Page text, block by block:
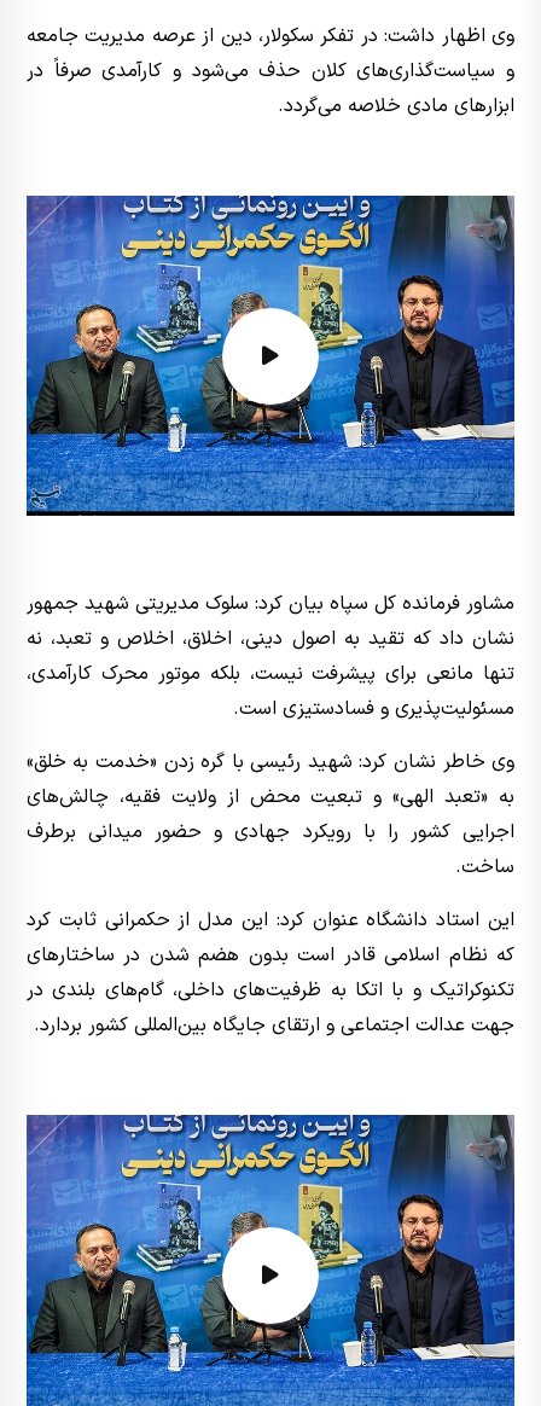
وی اظهار داشت: در تفکر سکولار، دین از عرصه مدیریت جامعه
و سیاست‌گذاری‌های کلان حذف می‌شود و کارآمدی صرفاً در
ابزارهای مادی خلاصه می‌گردد.
مشاور فرمانده کل سپاه بیان کرد: سلوک مدیریتی شهید جمهور
نشان داد که تقید به اصول دینی، اخلاق، اخلاص و تعبد، نه
تنها مانعی برای پیشرفت نیست، بلکه موتور محرک کارآمدی،
مسئولیت‌پذیری و فسادستیزی است.
وی خاطر نشان کرد: شهید رئیسی با گره زدن «خدمت به خلق»
به «تعبد الهی» و تبعیت محض از ولایت فقیه، چالش‌های
اجرایی کشور را با رویکرد جهادی و حضور میدانی برطرف
ساخت.
این استاد دانشگاه عنوان کرد: این مدل از حکمرانی ثابت کرد
که نظام اسلامی قادر است بدون هضم شدن در ساختارهای
تکنوکراتیک و با اتکا به ظرفیت‌های داخلی، گام‌های بلندی در
جهت عدالت اجتماعی و ارتقای جایگاه بین‌المللی کشور بردارد.